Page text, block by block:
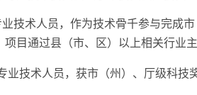
技术人员，作为技术骨千参与完成
目通过县（市、区）以上相关行业主
业技术人员，获市（州）、厅级科技